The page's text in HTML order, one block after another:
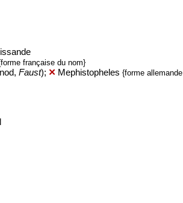
française du nom}
Faust); ✕ Mephistopheles {forme allemande